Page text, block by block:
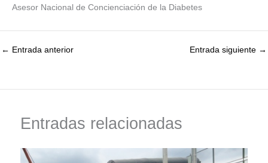
Asesor Nacional de Concienciación de la Diabetes
← Entrada anterior Entrada siguiente →
Entradas relacionadas